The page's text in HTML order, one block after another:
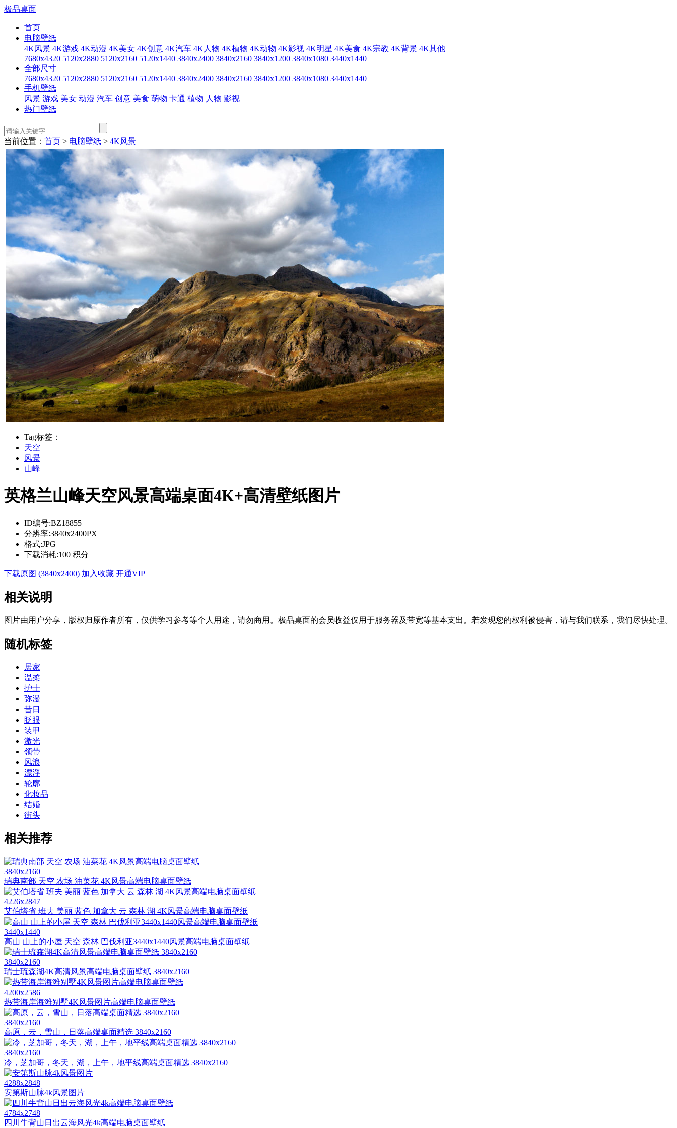
极品桌面
首页
电脑壁纸
4K风景 4K游戏 4K动漫 4K美女 4K创意 4K汽车 4K人物 4K植物 4K动物 4K影视 4K明星 4K美食 4K宗教 4K背景 4K其他
7680x4320 5120x2880 5120x2160 5120x1440 3840x2400 3840x2160 3840x1200 3840x1080 3440x1440
全部尺寸
7680x4320 5120x2880 5120x2160 5120x1440 3840x2400 3840x2160 3840x1200 3840x1080 3440x1440
手机壁纸
风景 游戏 美女 动漫 汽车 创意 美食 萌物 卡通 植物 人物 影视
热门壁纸
当前位置： 首页 > 电脑壁纸 > 4K风景
Tag标签：
天空
风景
山峰
英格兰山峰天空风景高端桌面4K+高清壁纸图片
ID编号:BZ18855
分辨率:3840x2400PX
格式:JPG
下载消耗:100 积分
下载原图 (3840x2400) 加入收藏 开通VIP
相关说明
图片由用户分享，版权归原作者所有，仅供学习参考等个人用途，请勿商用。极品桌面的会员收益仅用于服务器及带宽等基本支出。若发现您的权利被侵害，请与我们联系，我们尽快处理。
随机标签
居家
温柔
护士
弥漫
昔日
眨眼
装甲
激光
领带
风浪
漂浮
轮廓
化妆品
结婚
街头
相关推荐
3840x2160
瑞典南部 天空 农场 油菜花 4K风景高端电脑桌面壁纸
4226x2847
艾伯塔省 班夫 美丽 蓝色 加拿大 云 森林 湖 4K风景高端电脑桌面壁纸
3440x1440
高山 山上的小屋 天空 森林 巴伐利亚3440x1440风景高端电脑桌面壁纸
3840x2160
瑞士琉森湖4K高清风景高端电脑桌面壁纸 3840x2160
4200x2586
热带海岸海滩别墅4K风景图片高端电脑桌面壁纸
3840x2160
高原，云，雪山，日落高端桌面精选 3840x2160
3840x2160
冷，芝加哥，冬天，湖，上午，地平线高端桌面精选 3840x2160
4288x2848
安第斯山脉4k风景图片
4784x2748
四川牛背山日出云海风光4k高端电脑桌面壁纸